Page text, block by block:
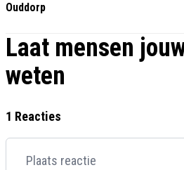
Ouddorp
Laat mensen
weten
1 Reacties